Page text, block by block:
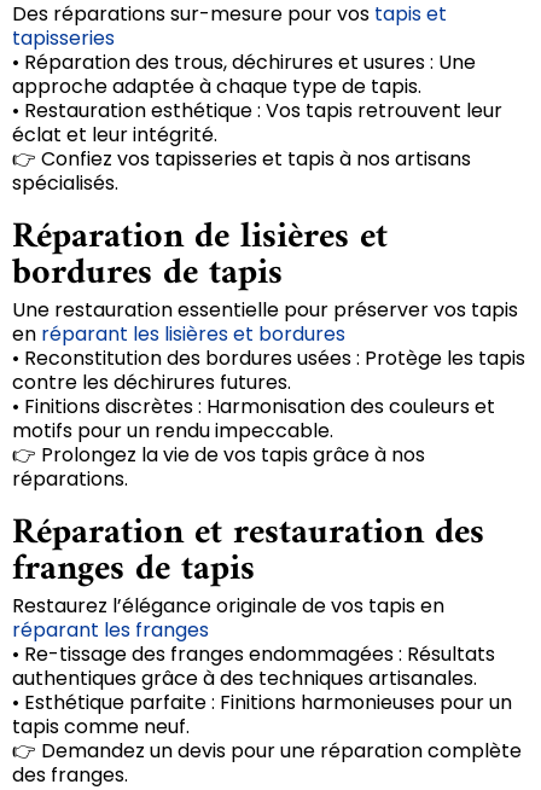
Des réparations sur-mesure pour vos tapis et
tapisseries
• Réparation des trous, déchirures et usures : Une
approche adaptée à chaque type de tapis.
• Restauration esthétique : Vos tapis retrouvent leur
éclat et leur intégrité.
👉 Confiez vos tapisseries et tapis à nos artisans
spécialisés.
Réparation de lisières et
bordures de tapis
Une restauration essentielle pour préserver vos tapis
en réparant les lisières et bordures
• Reconstitution des bordures usées : Protège les tapis
contre les déchirures futures.
• Finitions discrètes : Harmonisation des couleurs et
motifs pour un rendu impeccable.
👉 Prolongez la vie de vos tapis grâce à nos
réparations.
Réparation et restauration des
franges de tapis
Restaurez l’élégance originale de vos tapis en
réparant les franges
• Re-tissage des franges endommagées : Résultats
authentiques grâce à des techniques artisanales.
• Esthétique parfaite : Finitions harmonieuses pour un
tapis comme neuf.
👉 Demandez un devis pour une réparation complète
des franges.